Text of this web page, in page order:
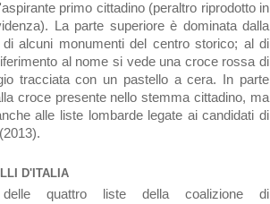
primo cittadino (peraltro riprodotto in
La parte superiore è dominata dalla
di alcuni monumenti del centro storico; al di
al nome si vede una croce rossa di
tracciata con un pastello a cera. In parte
croce presente nello stemma cittadino, ma
alle liste lombarde legate ai candidati di
D'ITALIA
delle quattro liste della coalizione di